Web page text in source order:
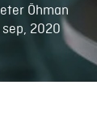
Öhman
sep, 2020